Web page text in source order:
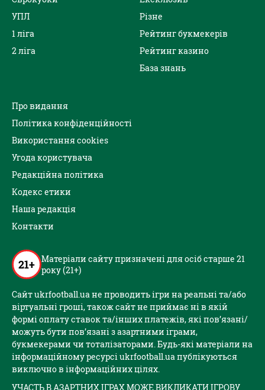
УПЛ
1 ліга
2 ліга
Різне
Рейтинг букмекерів
Рейтинг казино
База знань
Про видання
Політика конфіденційності
Використання cookies
Угода користувача
Редакційна політика
Кодекс етики
Наша редакція
Контакти
21+ Матеріали сайту призначені для осіб старше 21
року (21+)
Сайт ukrfootball.ua не проводить ігри на реальні та/або
віртуальні гроші, також сайт не приймає ні в якій
формі оплату ставок та/інших платежів, які пов’язані/
можуть бути пов’язані з азартними іграми,
букмекерами чи тоталізаторами. Будь-які матеріали на
інформаційному ресурсі ukrfootball.ua публікуються
виключно в інформаційних цілях.
УЧАСТЬ В АЗАРТНИХ ІГРАХ МОЖЕ ВИКЛИКАТИ ІГРОВУ